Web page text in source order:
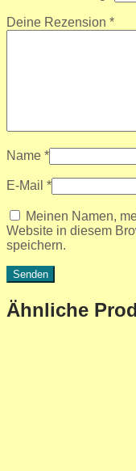
Deine Rezension *
Name *
E-Mail *
Meinen Namen,
Website in diesem
speichern.
Ähnliche